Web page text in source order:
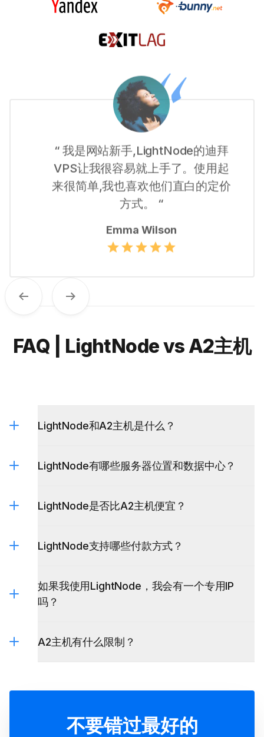
“ 我是网站新手,LightNode的迪拜
VPS让我很容易就上手了。使用起
来很简单,我也喜欢他们直白的定价
方式。 “
Emma Wilson
Previous Next
FAQ | LightNode vs A2主机
LightNode和A2主机是什么？
LightNode有哪些服务器位置和数据中心？
LightNode是否比A2主机便宜？
LightNode支持哪些付款方式？
如果我使用LightNode，我会有一个专用IP
吗？
A2主机有什么限制？
不要错过最好的